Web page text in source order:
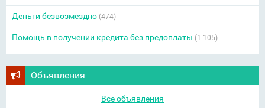
Деньги безвозмездно (474)
Помощь в получении кредита без предоплаты (1 105)
Объявления
Все объявления